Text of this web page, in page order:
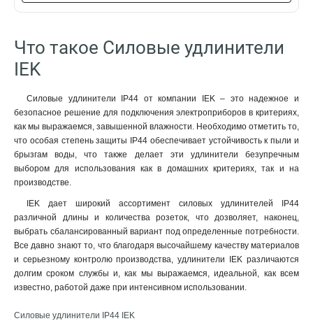
Что такое Силовые удлинители
IEK
Силовые удлинители IP44 от компании IEK – это надежное и
безопасное решение для подключения электроприборов в критериях,
как мы выражаемся, завышенной влажности. Необходимо отметить то,
что особая степень защиты IP44 обеспечивает устойчивость к пыли и
брызгам воды, что также делает эти удлинители безупречным
выбором для использования как в домашних критериях, так и на
производстве.
IEK дает широкий ассортимент силовых удлинителей IP44
различной длины и количества розеток, что дозволяет, наконец,
выбрать сбалансированный вариант под определенные потребности.
Все давно знают то, что благодаря высочайшему качеству материалов
и серьезному контролю производства, удлинители IEK различаются
долгим сроком службы и, как мы выражаемся, идеальной, как всем
известно, работой даже при интенсивном использовании.
Силовые удлинители IP44 IEK